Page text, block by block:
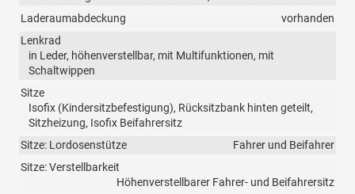
Laderaumabdeckung
vorhanden
Lenkrad
in Leder, höhenverstellbar, mit Multifunktionen, mit
Schaltwippen
Sitze
Isofix (Kindersitzbefestigung), Rücksitzbank hinten geteilt,
Sitzheizung, Isofix Beifahrersitz
Sitze: Lordosenstütze
Fahrer und Beifahrer
Sitze: Verstellbarkeit
Höhenverstellbarer Fahrer- und Beifahrersitz